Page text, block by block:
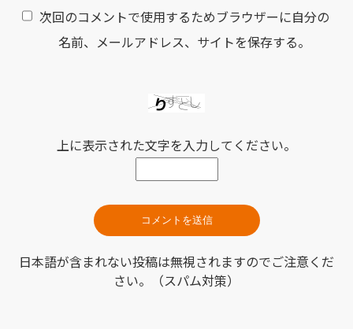
次回のコメントで使用するためブラウザーに自分の
名前、メールアドレス、サイトを保存する。
上に表示された文字を入力してください。
日本語が含まれない投稿は無視されますのでご注意くだ
さい。（スパム対策）